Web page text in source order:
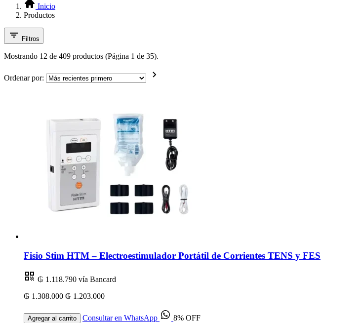
Inicio
Productos
Filtros
Mostrando 12 de 409 productos (Página 1 de 35).
Ordenar por:
Fisio Stim HTM – Electroestimulador Portátil de Corrientes TENS y FES
₲ 1.118.790 vía Bancard
₲ 1.308.000 ₲ 1.203.000
Agregar al carrito Consultar en WhatsApp 8% OFF